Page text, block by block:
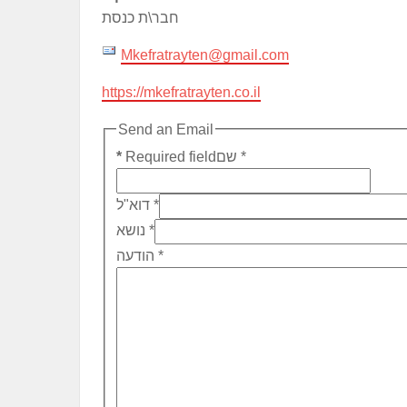
חבר\ת כנסת
Mkefratrayten@gmail.com
https://mkefratrayten.co.il
Send an Email
* Required fieldשם *
דוא"ל *
נושא *
הודעה *